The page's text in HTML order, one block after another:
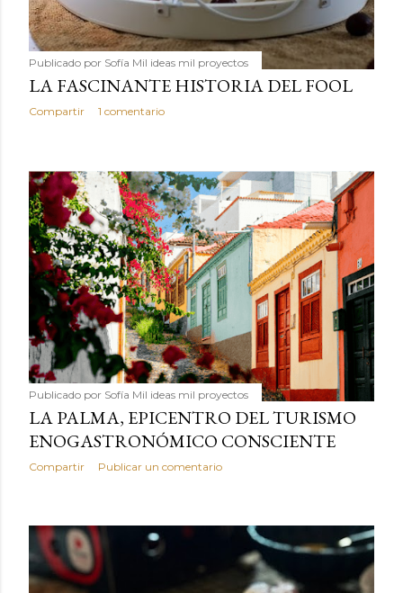
Publicado por Sofía Mil ideas mil proyectos
LA FASCINANTE HISTORIA DEL FOOL
Compartir 1 comentario
Publicado por Sofía Mil ideas mil proyectos
LA PALMA, EPICENTRO DEL TURISMO
ENOGASTRONÓMICO CONSCIENTE
Compartir Publicar un comentario